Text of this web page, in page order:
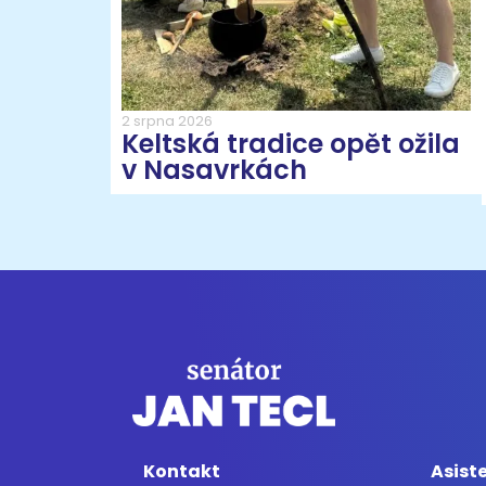
2 srpna 2026
Keltská tradice opět ožila
v Nasavrkách
Kontakt